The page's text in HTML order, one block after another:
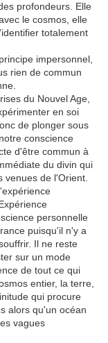
profondeurs. Elle
le cosmos, elle
totalement
impersonnel,
rien de commun
du Nouvel Age,
en soi
de plonger sous
conscience
d'être commun à
du divin qui
venues de l'Orient.
personnelle
puisqu'il n'y a
Il ne reste
sur un mode
de tout ce qui
entier, la terre,
qui procure
alors qu'un océan
vagues